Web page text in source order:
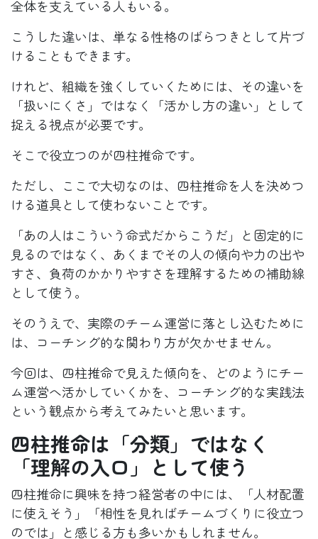
全体を支えている人もいる。
こうした違いは、単なる性格のばらつきとして片づ
けることもできます。
けれど、組織を強くしていくためには、その違いを
「扱いにくさ」ではなく「活かし方の違い」として
捉える視点が必要です。
そこで役立つのが四柱推命です。
ただし、ここで大切なのは、四柱推命を人を決めつ
ける道具として使わないことです。
「あの人はこういう命式だからこうだ」と固定的に
見るのではなく、あくまでその人の傾向や力の出や
すさ、負荷のかかりやすさを理解するための補助線
として使う。
そのうえで、実際のチーム運営に落とし込むために
は、コーチング的な関わり方が欠かせません。
今回は、四柱推命で見えた傾向を、どのようにチー
ム運営へ活かしていくかを、コーチング的な実践法
という観点から考えてみたいと思います。
四柱推命は「分類」ではなく
「理解の入口」として使う
四柱推命に興味を持つ経営者の中には、「人材配置
に使えそう」「相性を見ればチームづくりに役立つ
のでは」と感じる方も多いかもしれません。